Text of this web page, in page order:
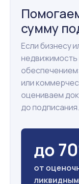
сумму
Если бизнесу
или
оцениваем
до подписания.
до
от